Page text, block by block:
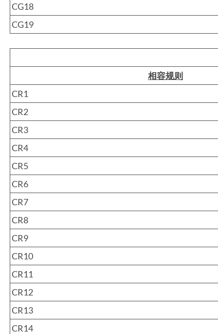
CG18
CG19
相容规则
CR1
CR2
CR3
CR4
CR5
CR6
CR7
CR8
CR9
CR10
CR11
CR12
CR13
CR14